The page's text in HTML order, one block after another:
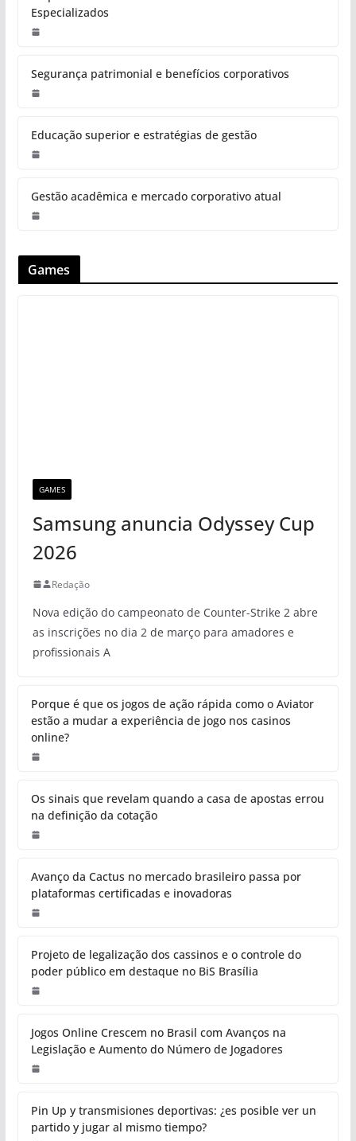
Especializados
Segurança patrimonial e benefícios corporativos
Educação superior e estratégias de gestão
Gestão acadêmica e mercado corporativo atual
Games
GAMES
Samsung anuncia Odyssey Cup
2026
Redação
Nova edição do campeonato de Counter-Strike 2 abre
as inscrições no dia 2 de março para amadores e
profissionais A
Porque é que os jogos de ação rápida como o Aviator
estão a mudar a experiência de jogo nos casinos
online?
Os sinais que revelam quando a casa de apostas errou
na definição da cotação
Avanço da Cactus no mercado brasileiro passa por
plataformas certificadas e inovadoras
Projeto de legalização dos cassinos e o controle do
poder público em destaque no BiS Brasília
Jogos Online Crescem no Brasil com Avanços na
Legislação e Aumento do Número de Jogadores
Pin Up y transmisiones deportivas: ¿es posible ver un
partido y jugar al mismo tiempo?